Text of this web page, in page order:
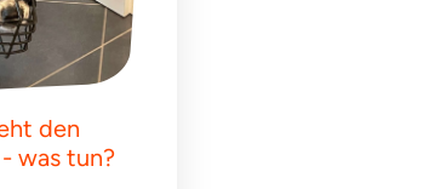
den
was tun?